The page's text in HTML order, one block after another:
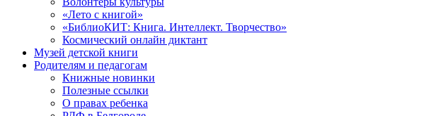
«Лето с книгой»
«БиблиоКИТ: Книга. Интеллект. Творчество»
Космический онлайн диктант
Музей детской книги
Родителям и педагогам
Книжные новинки
Полезные ссылки
О правах ребенка